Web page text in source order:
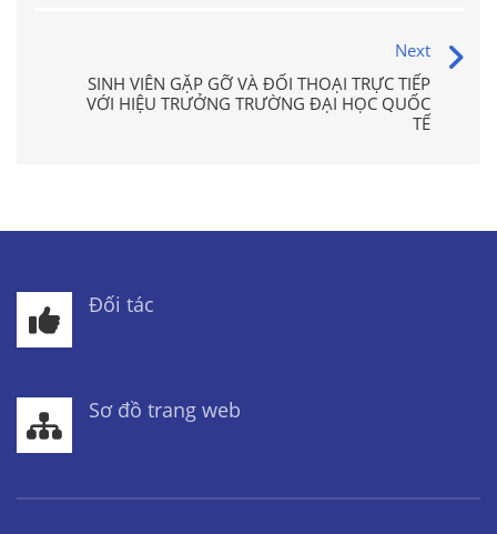
Next
SINH VIÊN GẶP GỠ VÀ ĐỐI THOẠI TRỰC TIẾP
VỚI HIỆU TRƯỞNG TRƯỜNG ĐẠI HỌC QUỐC
TẾ
Đối tác
Sơ đồ trang web